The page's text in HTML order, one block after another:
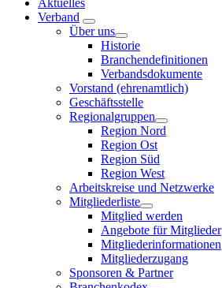
Aktuelles
Verband
Über uns
Historie
Branchendefinitionen
Verbandsdokumente
Vorstand (ehrenamtlich)
Geschäftsstelle
Regionalgruppen
Region Nord
Region Ost
Region Süd
Region West
Arbeitskreise und Netzwerke
Mitgliederliste
Mitglied werden
Angebote für Mitglieder
Mitgliederinformationen
Mitgliederzugang
Sponsoren & Partner